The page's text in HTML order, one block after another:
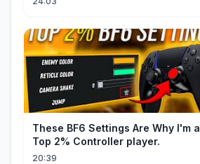
These BF6 Settings Are Why I'm a
Top 2% Controller player.
20:39